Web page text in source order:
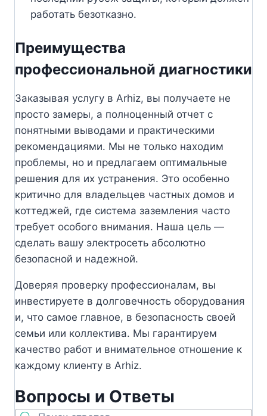
работать безотказно.
Преимущества
профессиональной диагностики
Заказывая услугу в Arhiz, вы получаете не
просто замеры, а полноценный отчет с
понятными выводами и практическими
рекомендациями. Мы не только находим
проблемы, но и предлагаем оптимальные
решения для их устранения. Это особенно
критично для владельцев частных домов и
коттеджей, где система заземления часто
требует особого внимания. Наша цель —
сделать вашу электросеть абсолютно
безопасной и надежной.
Доверяя проверку профессионалам, вы
инвестируете в долговечность оборудования
и, что самое главное, в безопасность своей
семьи или коллектива. Мы гарантируем
качество работ и внимательное отношение к
каждому клиенту в Arhiz.
Вопросы и Ответы